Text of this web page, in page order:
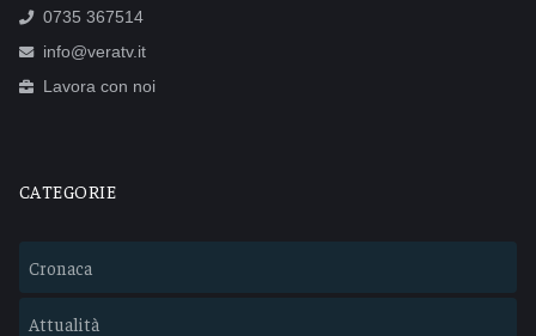
0735 367514
info@veratv.it
Lavora con noi
CATEGORIE
Cronaca
Attualità